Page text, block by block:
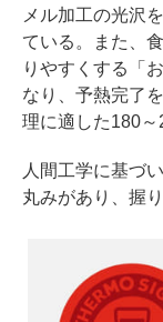
メル加工の光沢
ている。また、
りやすくする「
なり、予熱完了
理に適した180
人間工学に基づ
丸みがあり、握